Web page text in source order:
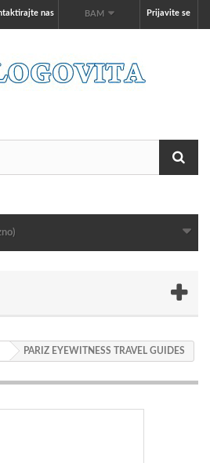
Prijavite se
BAM
nas
PARIZ EYEWITNESS TRAVEL GUIDES